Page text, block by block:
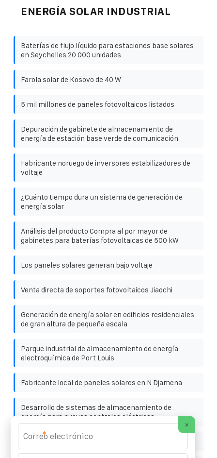
ENERGÍA SOLAR INDUSTRIAL
Baterías de flujo líquido para estaciones base solares
en Seychelles 20 000 unidades
Farola solar de Kosovo de 40 W
5 mil millones de paneles fotovoltaicos listados
Depuración de gabinete de almacenamiento de
energía de estación base verde de comunicación
Fabricante noruego de inversores estabilizadores de
voltaje
¿Cuánto tiempo dura un sistema de generación de
energía solar
Análisis del producto Compra al por mayor de
gabinetes para baterías fotovoltaicas de 500 kW
Los paneles solares generan bajo voltaje
Venta directa de soportes fotovoltaicos Jiaochi
Generación de energía solar en edificios residenciales
de gran altura de pequeña escala
Parque industrial de almacenamiento de energía
electroquímica de Port Louis
Fabricante local de paneles solares en N Djamena
Desarrollo de sistemas de almacenamiento de
energía para nuevas centrales eléctricas
Luces solares de Ghana último modelo
×
*